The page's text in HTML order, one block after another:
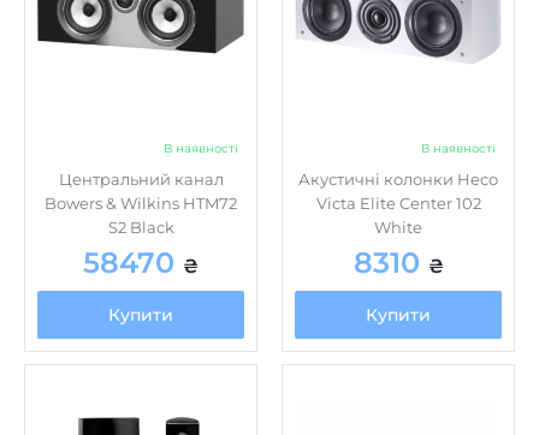
Bowers & Wilkins HTM72
58470 ₴
Купити
Victa Elite Center 102
8310₴
Купити